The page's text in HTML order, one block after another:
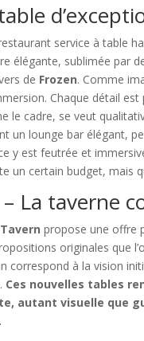
service à table
élégante, sublimée par
de Frozen. Comme
Chaque détail
le cadre, se veut
un lounge bar élégant,
y est feutrée et
un certain budget, mais
La taverne
propose une offre
originales que
correspond à la vision
Ces nouvelles tables
autant visuelle que